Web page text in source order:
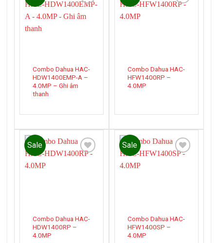
wishlist
Combo Dahua HAC-
HDW1400EMP-A –
4.0MP – Ghi âm
thanh
Combo Dahua HAC-
HFW1400RP –
4.0MP
Sale
Combo Dahua HAC-
HDW1400RP –
4.0MP
Sale
Combo Dahua HAC-
HFW1400SP –
4.0MP